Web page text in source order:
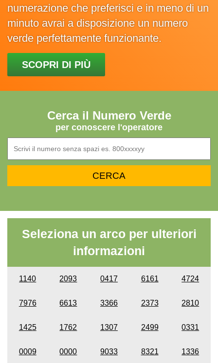
numerazione che preferisci e in meno di un
minuto avrai a disposizione un numero
verde perfettamente funzionante.
SCOPRI DI PIÙ
Cerca il Numero Verde
per conoscere l'operatore
Seleziona un arco per ulteriori
informazioni
1140 2093 0417 6161 4724
7976 6613 3366 2373 2810
1425 1762 1307 2499 0331
0009 0000 9033 8321 1336